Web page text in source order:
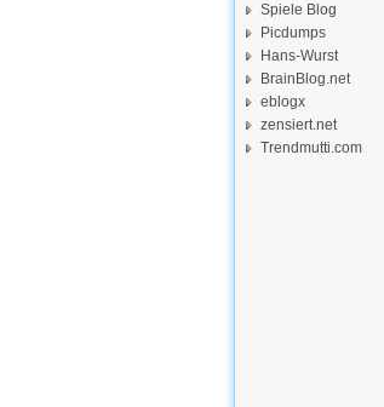
Spiele Blog
Picdumps
Hans-Wurst
BrainBlog.net
eblogx
zensiert.net
Trendmutti.com